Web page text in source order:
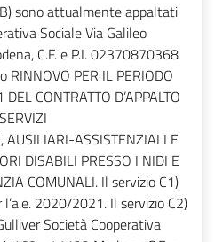
sono attualmente appaltati
Sociale Via Galileo
C.F. e P.I. 02370870368
PER IL PERIODO
CONTRATTO D’APPALTO
AUSILIARI-ASSISTENZIALI E
DISABILI PRESSO I NIDI E
COMUNALI. Il servizio C1)
2020/2021. Il servizio C2)
Società Cooperativa